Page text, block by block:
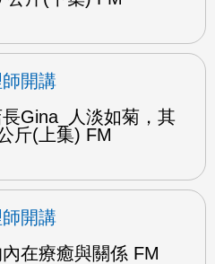
開講
Gina_人淡如菊，其
斤(上集) FM
開講
在療癒與關係 FM